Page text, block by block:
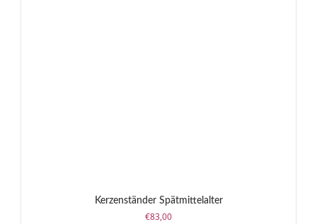
Kerzenständer Spätmittelalter
€83,00